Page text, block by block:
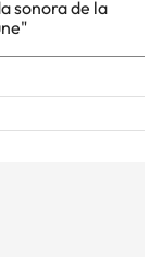
sonora de la